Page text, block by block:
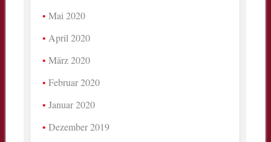
Mai 2020
April 2020
März 2020
Februar 2020
Januar 2020
Dezember 2019